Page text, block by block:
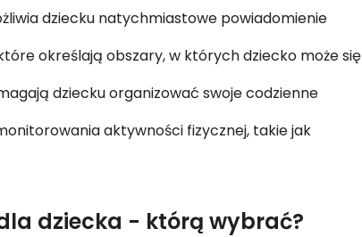
dziecku natychmiastowe powiadomienie
określają obszary, w których dziecko może się
dziecku organizować swoje codzienne
aktywności fizycznej, takie jak
dziecka - którą wybrać?